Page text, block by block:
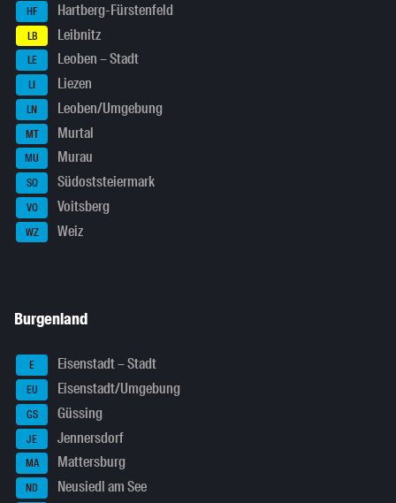
HF Hartberg-Fürstenfeld
LB Leibnitz
LE Leoben – Stadt
LI Liezen
LN Leoben/Umgebung
MT Murtal
MU Murau
SO Südoststeiermark
VO Voitsberg
WZ Weiz
Burgenland
E Eisenstadt – Stadt
EU Eisenstadt/Umgebung
GS Güssing
JE Jennersdorf
MA Mattersburg
ND
Neusiedl am See